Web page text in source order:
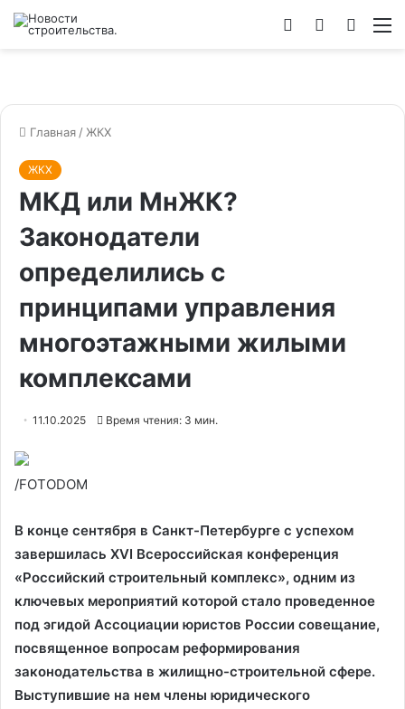
Switch
Войти
Главная / ЖКХ
ЖКХ
МКД или МнЖК?
Законодатели
определились с
принципами управления
многоэтажными жилыми
комплексами
11.10.2025 Время чтения: 3 мин.
/FOTODOM
В конце сентября в Санкт-Петербурге с успехом
завершилась XVI Всероссийская конференция
«Российский строительный комплекс», одним из
ключевых мероприятий которой стало проведенное
под эгидой Ассоциации юристов России совещание,
посвященное вопросам реформирования
законодательства в жилищно-строительной сфере.
Выступившие на нем члены юридического